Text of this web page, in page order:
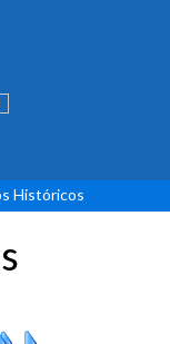
Históricos